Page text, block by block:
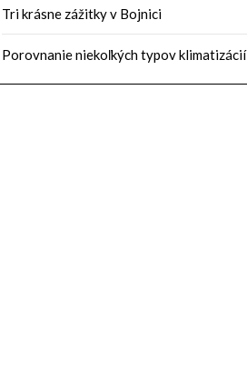
Tri krásne zážitky v Bojnici
Porovnanie niekoľkých typov klimatizácií